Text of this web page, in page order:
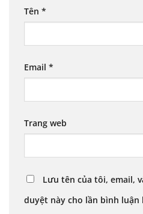
Tên *
Email *
Trang web
Lưu tên của tôi, email,
duyệt này cho lần bình luận